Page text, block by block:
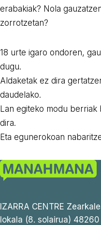
erabakiak? Nola
zorrotzetan?
18 urte igaro ondoren,
dugu.
Aldaketak ez dira
daudelako.
Lan egiteko modu
dira.
Eta egunerokoan
IZARRA CENTRE
lokala (8. solairua) 48260